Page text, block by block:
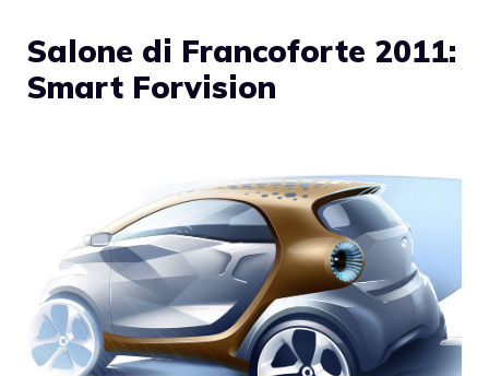
Salone di Francoforte 2011:
Smart Forvision